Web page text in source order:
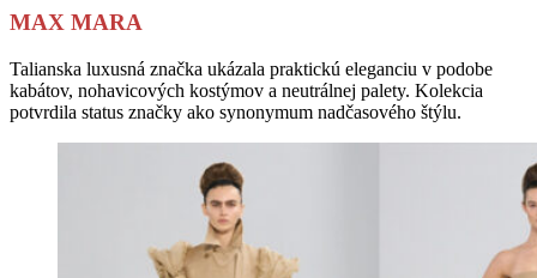
MAX MARA
Talianska luxusná značka ukázala praktickú eleganciu v podobe
kabátov, nohavicových kostýmov a neutrálnej palety. Kolekcia
potvrdila status značky ako synonymum nadčasového štýlu.